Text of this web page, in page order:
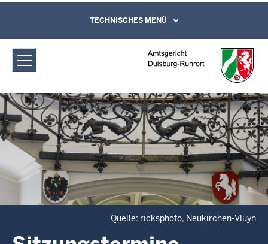
Amtsgericht Duisburg-Ruhrort:
Sitzungstermine
Direkt zum Inhalt
Leichte Sprache, Gebärdensprachenvideo
und Kontaktformular
TECHNISCHES MENÜ
Quelle: ricksphoto, Neukirchen-Vluyn